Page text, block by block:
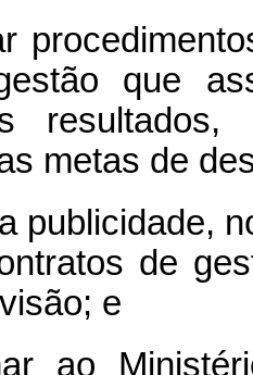
que
metas de
publicidade,
de
e
ao